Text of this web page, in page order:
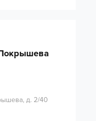
д. 2/40